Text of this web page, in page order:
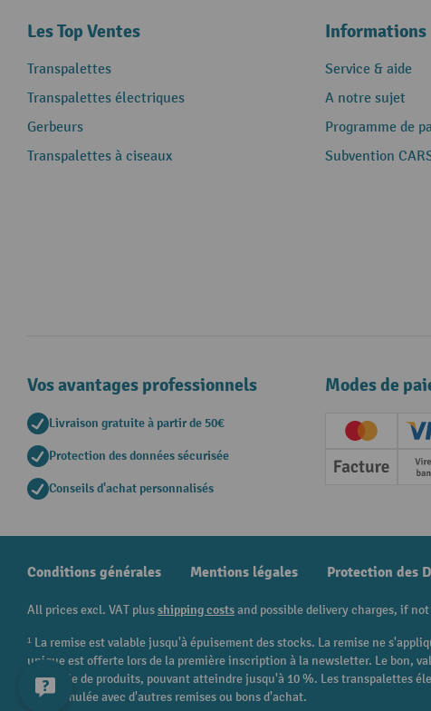
Les Top Ventes
Transpalettes
Transpalettes électriques
Gerbeurs
Transpalettes à ciseaux
Informations
Service & aide
A notre sujet
Programme de
Subvention
Vos avantages professionnels
Livraison gratuite à partir de 50€
Protection des données sécurisée
Conseils d'achat personnalisés
Modes de
Creditcard
Facture
Conditions générales Mentions légales Protection des
All prices excl. VAT plusshipping costsand possible delivery charges, if
¹ La remise est valable jusqu'à épuisement des stocks. La remise ne
unique est offerte lors de la première inscription à la newsletter. Le bon,
catégorie de produits, pouvant atteindre jusqu'à 10 %. Les
être cumulée avec d'autres remises ou bons d'achat.